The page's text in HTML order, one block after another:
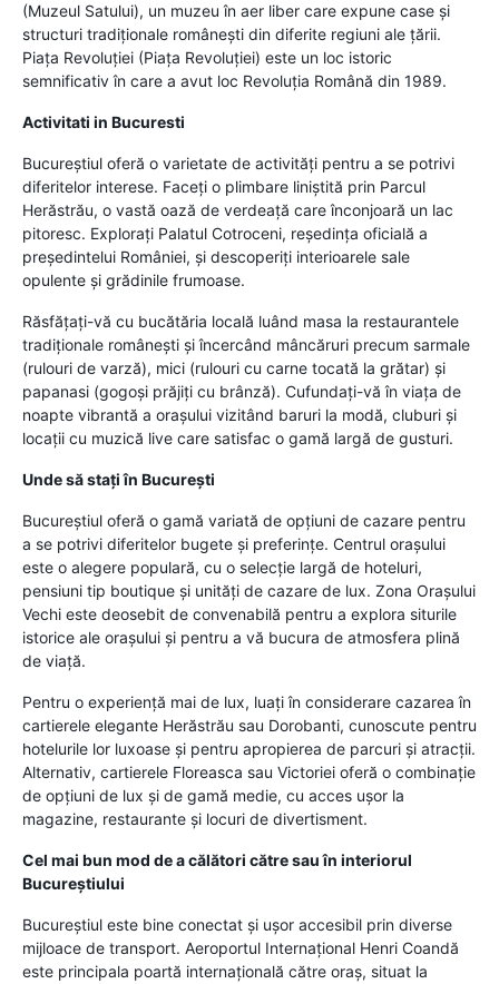
(Muzeul Satului), un muzeu în aer liber care expune case și
structuri tradiționale românești din diferite regiuni ale țării.
Piața Revoluției (Piața Revoluției) este un loc istoric
semnificativ în care a avut loc Revoluția Română din 1989.
Activitati in Bucuresti
Bucureștiul oferă o varietate de activități pentru a se potrivi
diferitelor interese. Faceți o plimbare liniștită prin Parcul
Herăstrău, o vastă oază de verdeață care înconjoară un lac
pitoresc. Explorați Palatul Cotroceni, reședința oficială a
președintelui României, și descoperiți interioarele sale
opulente și grădinile frumoase.
Răsfățați-vă cu bucătăria locală luând masa la restaurantele
tradiționale românești și încercând mâncăruri precum sarmale
(rulouri de varză), mici (rulouri cu carne tocată la grătar) și
papanasi (gogoși prăjiți cu brânză). Cufundați-vă în viața de
noapte vibrantă a orașului vizitând baruri la modă, cluburi și
locații cu muzică live care satisfac o gamă largă de gusturi.
Unde să stați în București
Bucureștiul oferă o gamă variată de opțiuni de cazare pentru
a se potrivi diferitelor bugete și preferințe. Centrul orașului
este o alegere populară, cu o selecție largă de hoteluri,
pensiuni tip boutique și unități de cazare de lux. Zona Orașului
Vechi este deosebit de convenabilă pentru a explora siturile
istorice ale orașului și pentru a vă bucura de atmosfera plină
de viață.
Pentru o experiență mai de lux, luați în considerare cazarea în
cartierele elegante Herăstrău sau Dorobanti, cunoscute pentru
hotelurile lor luxoase și pentru apropierea de parcuri și atracții.
Alternativ, cartierele Floreasca sau Victoriei oferă o combinație
de opțiuni de lux și de gamă medie, cu acces ușor la
magazine, restaurante și locuri de divertisment.
Cel mai bun mod de a călători către sau în interiorul
Bucureștiului
Bucureștiul este bine conectat și ușor accesibil prin diverse
mijloace de transport. Aeroportul Internațional Henri Coandă
este principala poartă internațională către oraș, situat la